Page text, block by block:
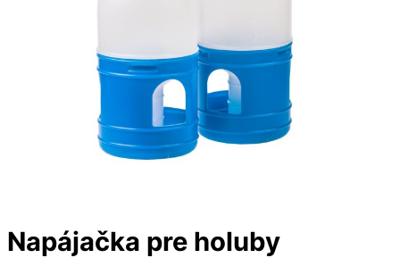
Napájačka pre holuby